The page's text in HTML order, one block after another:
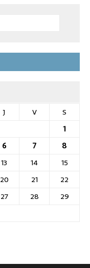
J V
S
1
6 7
8
13 14
15
20 21
22
27 28
29